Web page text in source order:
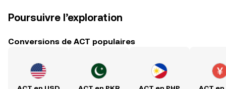
Poursuivre l’exploration
Conversions de ACT populaires